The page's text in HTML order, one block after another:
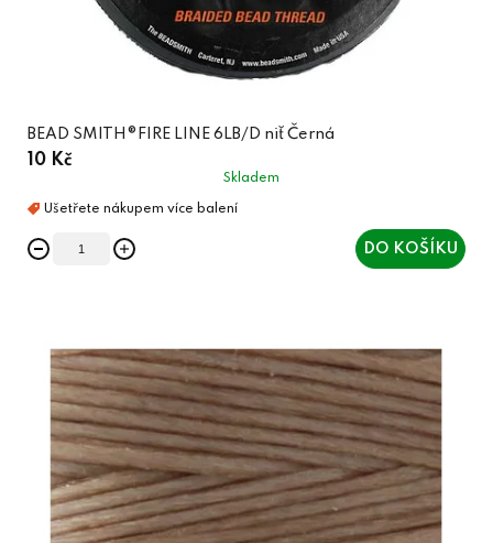
BEAD SMITH®FIRE LINE 6LB/D niť Černá
10 Kč
Skladem
DO KOŠÍKU